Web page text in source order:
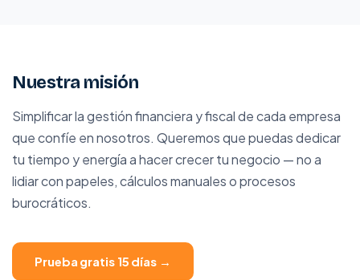
Nuestra misión
Simplificar la gestión financiera y fiscal de cada empresa
que confíe en nosotros. Queremos que puedas dedicar
tu tiempo y energía a hacer crecer tu negocio — no a
lidiar con papeles, cálculos manuales o procesos
burocráticos.
Prueba gratis 15 días →